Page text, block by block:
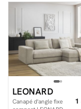
LEONARD
Canapé d'angle fixe
1